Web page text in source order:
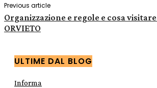
Previous article
Organizzazione e regole e cosa
ORVIETO
ULTIME DAL BLOG
Informa